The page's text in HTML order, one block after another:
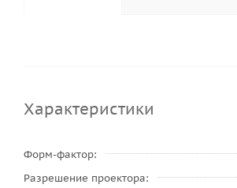
Характеристики
Форм-фактор
Разрешение проектора